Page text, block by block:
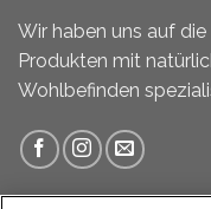
Wir haben uns auf
Produkten mit
Wohlbefinden